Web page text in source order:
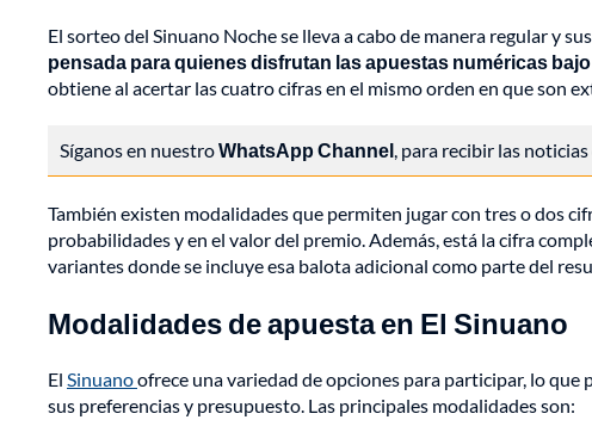
El sorteo del Sinuano Noche se lleva a cabo de manera regular y
pensada para quienes disfrutan las apuestas numéricas
obtiene al acertar las cuatro cifras en el mismo orden en que son
Síganos en nuestroWhatsApp Channel, para recibir las
También existen modalidades que permiten jugar con tres o dos
probabilidades y en el valor del premio. Además, está la cifra
variantes donde se incluye esa balota adicional como parte del
Modalidades de apuesta en El Sinuano
El Sinuanoofrece una variedad de opciones para participar, lo
sus preferencias y presupuesto. Las principales modalidades son: